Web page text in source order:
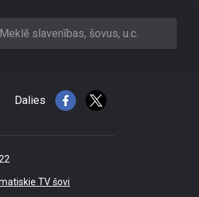
Meklē slavenības, šovus, u.c.
Dalies
TV šovi